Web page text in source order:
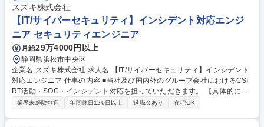
の改善提案 ■関係部署との連携：製造部門と協力しながら安定した生産体
制を構築 ※建物の改変業務はございません。 募集職種 【浜松/設備技術】
未経験・第二新卒歓迎！年休126日/有休取得率85％
スズキ株式会社
【IT/サイバーセキュリティ】インシデント対応エンジ
ニア セキュリティエンジニア
月給29万4000円以上
静岡県浜松市中央区
企業名 スズキ株式会社 求人名 【IT/サイバーセキュリティ】インシデント
対応エンジニア 仕事の内容 ■当社及び国内外のグループ会社におけるCSI
RT活動・SOC・インシデント対応を担っていただきます。 【具体的に
は】■CSIRTのメンバーとしてCSIRTの運営 ■インシデントの監視・分
業界未経験歓迎 年間休日120日以上 退職金あり 在宅OK